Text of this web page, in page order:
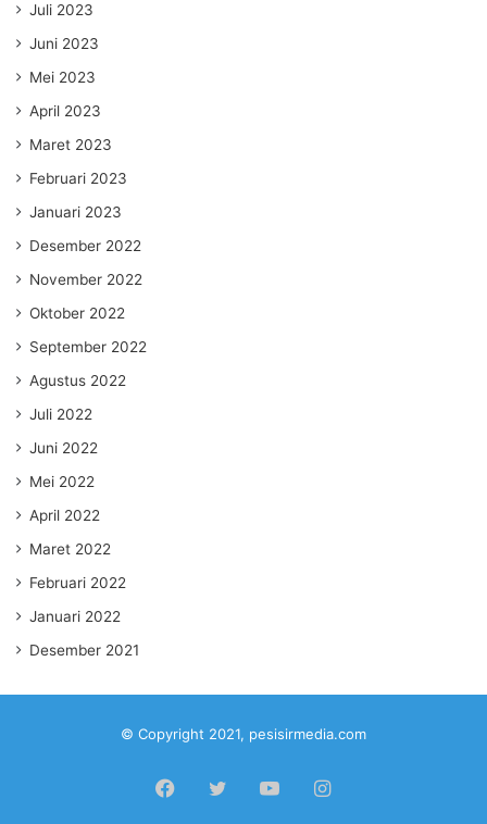
Juli 2023
Juni 2023
Mei 2023
April 2023
Maret 2023
Februari 2023
Januari 2023
Desember 2022
November 2022
Oktober 2022
September 2022
Agustus 2022
Juli 2022
Juni 2022
Mei 2022
April 2022
Maret 2022
Februari 2022
Januari 2022
Desember 2021
© Copyright 2021, pesisirmedia.com
Facebook
TwitterYouTubeInstagram